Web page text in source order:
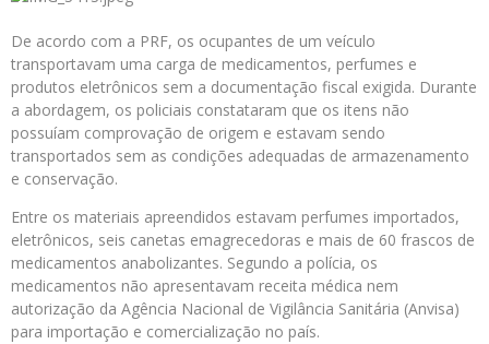
De acordo com a PRF, os ocupantes de um veículo
transportavam uma carga de medicamentos, perfumes e
produtos eletrônicos sem a documentação fiscal exigida. Durante
a abordagem, os policiais constataram que os itens não
possuíam comprovação de origem e estavam sendo
transportados sem as condições adequadas de armazenamento
e conservação.
Entre os materiais apreendidos estavam perfumes importados,
eletrônicos, seis canetas emagrecedoras e mais de 60 frascos de
medicamentos anabolizantes. Segundo a polícia, os
medicamentos não apresentavam receita médica nem
autorização da Agência Nacional de Vigilância Sanitária (Anvisa)
para importação e comercialização no país.